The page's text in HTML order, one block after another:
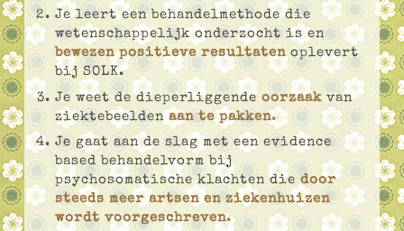
Je leert een behandelmethode die
wetenschappelijk onderzocht is en
bewezen positieve resultaten oplevert
bij SOLK.
Je weet de dieperliggendeoorzaak van
ziektebeeldenaan te pakken.
Je gaat aan de slag met een evidence
based behandelvorm bij
psychosomatische klachten diedoor
steeds meer artsen en ziekenhuizen
wordt voorgeschreven.